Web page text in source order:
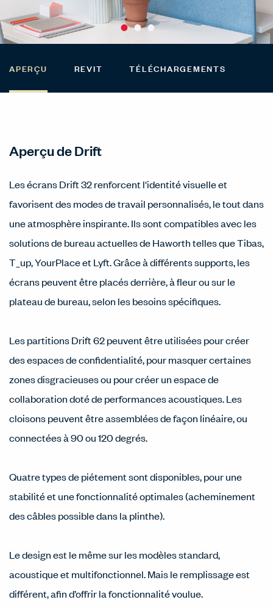
APERÇU REVIT TÉLÉCHARGEMENTS
Aperçu de Drift
Les écrans Drift 32 renforcent l'identité visuelle et
favorisent des modes de travail personnalisés, le tout dans
une atmosphère inspirante. Ils sont compatibles avec les
solutions de bureau actuelles de Haworth telles que Tibas,
T_up, YourPlace et Lyft. Grâce à différents supports, les
écrans peuvent être placés derrière, à fleur ou sur le
plateau de bureau, selon les besoins spécifiques.
Les partitions Drift 62 peuvent être utilisées pour créer
des espaces de confidentialité, pour masquer certaines
zones disgracieuses ou pour créer un espace de
collaboration doté de performances acoustiques. Les
cloisons peuvent être assemblées de façon linéaire, ou
connectées à 90 ou 120 degrés.
Quatre types de piétement sont disponibles, pour une
stabilité et une fonctionnalité optimales (acheminement
des câbles possible dans la plinthe).
Le design est le même sur les modèles standard,
acoustique et multifonctionnel. Mais le remplissage est
différent, afin d’offrir la fonctionnalité voulue.